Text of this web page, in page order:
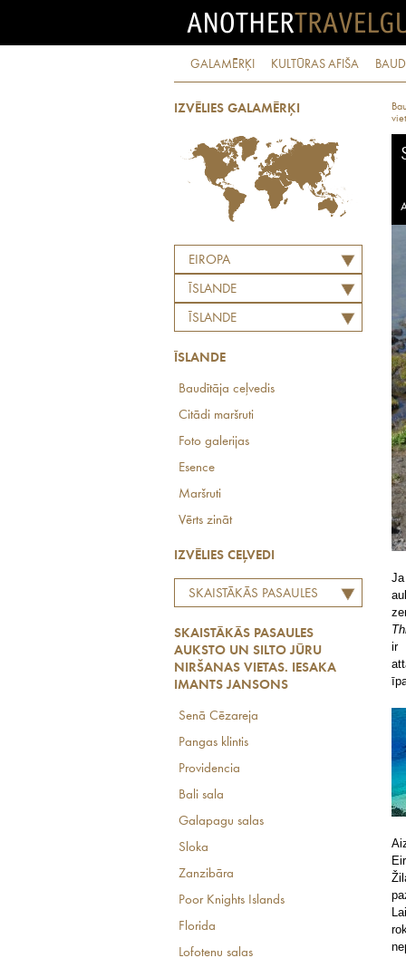
GALAMĒRĶI KULTŪRAS AFIŠA
IZVĒLIES GALAMĒRĶI
EIROPA
ĪSLANDE
ĪSLANDE
ĪSLANDE
Baudītāja ceļvedis
Citādi maršruti
Foto galerijas
Esence
Maršruti
Vērts zināt
IZVĒLIES CEĻVEDI
SKAISTĀKĀS PASAULES
NIRŠANAS VIETAS. IESAKA
IMANTS JANSONS
SKAISTĀKĀS PASAULES
AUKSTO UN SILTO JŪRU
NIRŠANAS VIETAS. IESAKA
IMANTS JANSONS
Senā Cēzareja
Pangas klintis
Providencia
Bali sala
Galapagu salas
Sloka
Zanzibāra
Poor Knights Islands
Florida
Lofotenu salas
ir